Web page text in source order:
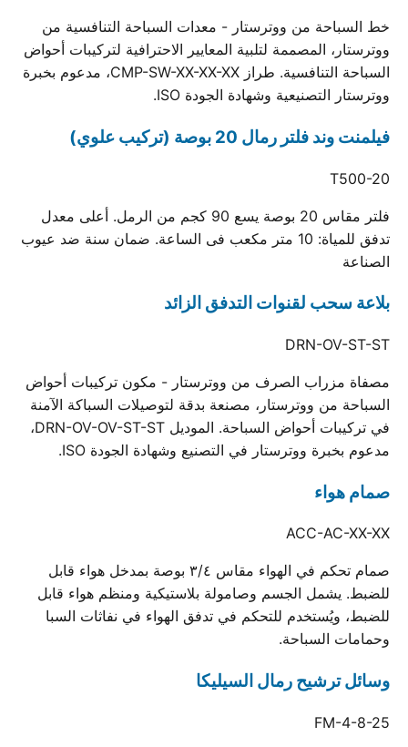
خط السباحة من ووترستار - معدات السباحة التنافسية من
ووترستار، المصممة لتلبية المعايير الاحترافية لتركيبات أحواض
السباحة التنافسية. طراز CMP-SW-XX-XX-XX، مدعوم بخبرة
ووترستار التصنيعية وشهادة الجودة ISO.
فيلمنت وند فلتر رمال 20 بوصة (تركيب علوي)
T500-20
فلتر مقاس 20 بوصة يسع 90 كجم من الرمل. أعلى معدل
تدفق للمياة: 10 متر مكعب فى الساعة. ضمان سنة ضد عيوب
الصناعة
بلاعة سحب لقنوات التدفق الزائد
DRN-OV-ST-ST
مصفاة مزراب الصرف من ووترستار - مكون تركيبات أحواض
السباحة من ووترستار، مصنعة بدقة لتوصيلات السباكة الآمنة
في تركيبات أحواض السباحة. الموديل DRN-OV-OV-ST-ST،
مدعوم بخبرة ووترستار في التصنيع وشهادة الجودة ISO.
صمام هواء
ACC-AC-XX-XX
صمام تحكم في الهواء مقاس ٣/٤ بوصة بمدخل هواء قابل
للضبط. يشمل الجسم وصامولة بلاستيكية ومنظم هواء قابل
للضبط، ويُستخدم للتحكم في تدفق الهواء في نفاثات السبا
وحمامات السباحة.
وسائل ترشيح رمال السيليكا
FM-4-8-25